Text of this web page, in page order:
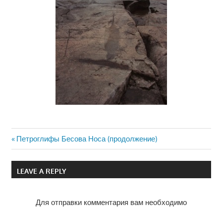
Навигация
по
Previous
Post:
Петроглифы Бесова Носа (продолжение)
LEAVE A REPLY
Для отправки комментария вам необходимо